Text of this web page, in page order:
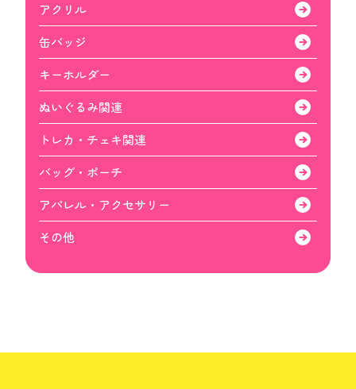
アクリル
缶バッジ
キーホルダー
ぬいぐるみ関連
トレカ・チェキ関連
バッグ・ポーチ
アパレル・アクセサリー
その他